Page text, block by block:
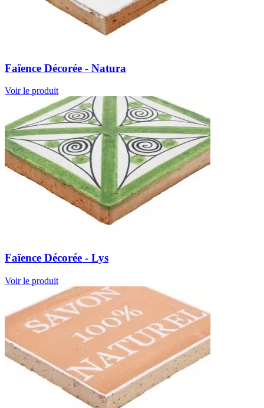
Faïence Décorée - Natura
Voir le produit
Faïence Décorée - Lys
Voir le produit